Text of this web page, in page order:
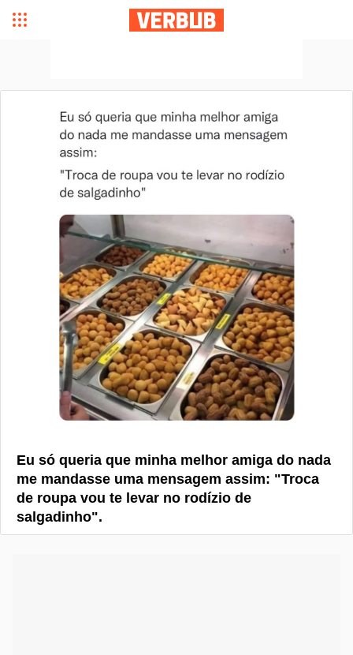
Eu só queria que minha melhor amiga do nada
me mandasse uma mensagem assim: "Troca
de roupa vou te levar no rodízio de
salgadinho".